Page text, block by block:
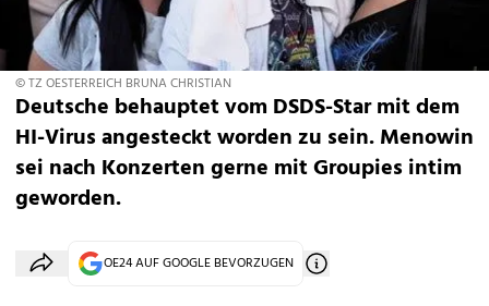
© TZ OESTERREICH BRUNA CHRISTIAN
Deutsche behauptet vom DSDS-Star mit dem
HI-Virus angesteckt worden zu sein. Menowin
sei nach Konzerten gerne mit Groupies intim
geworden.
OE24 AUF GOOGLE BEVORZUGEN